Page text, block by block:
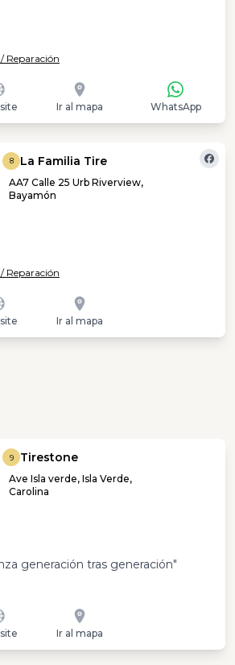
Reparación
Ir al mapa WhatsApp
8 La Familia Tire
AA7 Calle 25 Urb Riverview,
Bayamón
Reparación
Ir al mapa
9 Tirestone
Ave Isla verde, Isla Verde,
Carolina
generación tras generación"
Ir al mapa